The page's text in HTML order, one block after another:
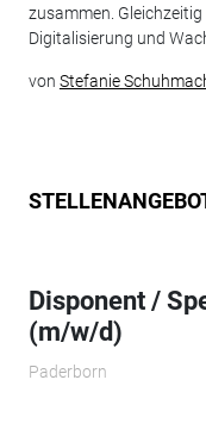
zusammen. Gleichzeitig
Digitalisierung und
von Stefanie
Disponent /
(m/w/d)
Paderborn